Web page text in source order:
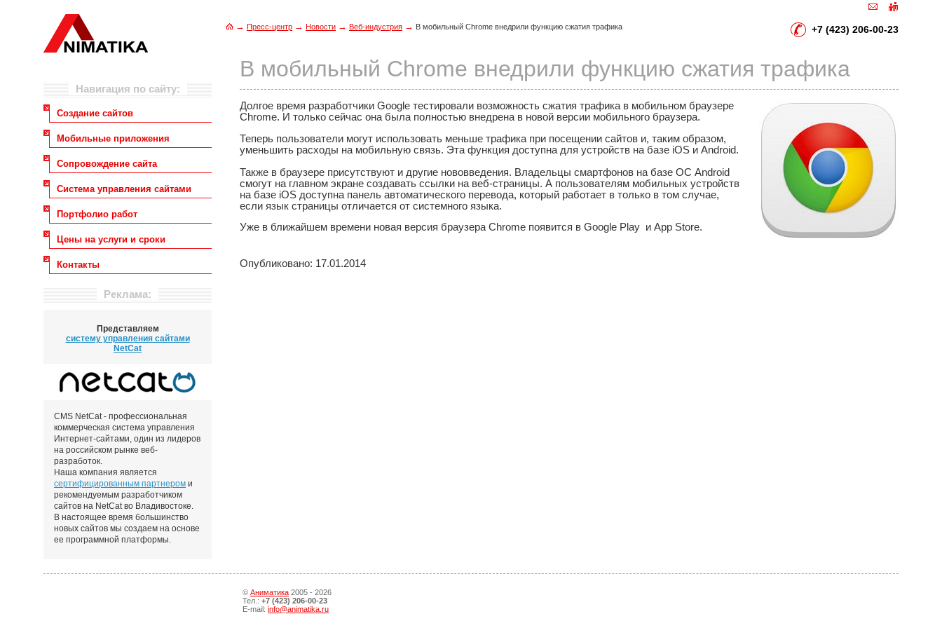
+7 (423) 206-00-23
→ Пресс-центр → Новости → Веб-индустрия → В мобильный Chrome внедрили функцию сжатия трафика
В мобильный Chrome внедрили функцию сжатия трафика
Долгое время разработчики Google тестировали возможность сжатия трафика в мобильном браузере
Chrome. И только сейчас она была полностью внедрена в новой версии мобильного браузера.
Теперь пользователи могут использовать меньше трафика при посещении сайтов и, таким образом,
уменьшить расходы на мобильную связь. Эта функция доступна для устройств на базе iOS и Android.
Также в браузере присутствуют и другие нововведения. Владельцы смартфонов на базе ОС Android
смогут на главном экране создавать ссылки на веб-страницы. А пользователям мобильных устройств
на базе iOS доступна панель автоматического перевода, который работает в только в том случае,
если язык страницы отличается от системного языка.
Уже в ближайшем времени новая версия браузера Chrome появится в Google Play и App Store.
Опубликовано: 17.01.2014
Навигация по сайту:
Создание сайтов
Мобильные приложения
Сопровождение сайта
Система управления сайтами
Портфолио работ
Цены на услуги и сроки
Контакты
Реклама:
Представляем
систему управления сайтами
NetCat
CMS NetCat - профессиональная
коммерческая система управления
Интернет-сайтами, один из лидеров
на российском рынке веб-
разработок.
Наша компания является
сертифицированным партнером и
рекомендуемым разработчиком
сайтов на NetCat во Владивостоке.
В настоящее время большинство
новых сайтов мы создаем на основе
ее программной платформы.
© Аниматика 2005 - 2026
Тел.: +7 (423) 206-00-23
E-mail: info@animatika.ru